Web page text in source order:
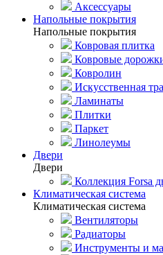
Аксессуары
Напольные покрытия
Напольные покрытия
Ковровая плитка
Ковровые
Ковролин
Искусственная
Ламинаты
Плитки
Паркет
Линолеумы
Двери
Двери
Коллекция Forsa
Климатическая система
Климатическая система
Вентиляторы
Радиаторы
Инструменты и